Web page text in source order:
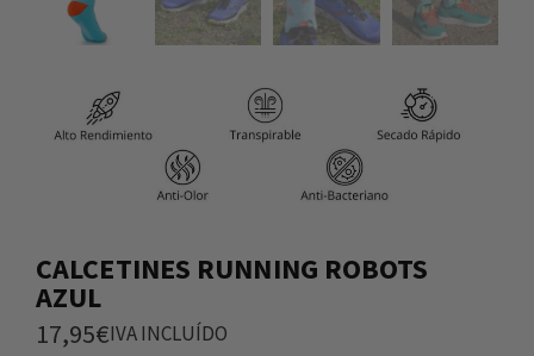
CALCETINES RUNNING ROBOTS
AZUL
17,95€IVA INCLUÍDO